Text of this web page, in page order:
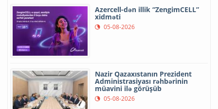
Azercell-dən illik “ZengimCELL”
xidməti
05-08-2026
Nazir Qazaxıstanın Prezident
Administrasiyası rəhbərinin
müavini ilə görüşüb
05-08-2026